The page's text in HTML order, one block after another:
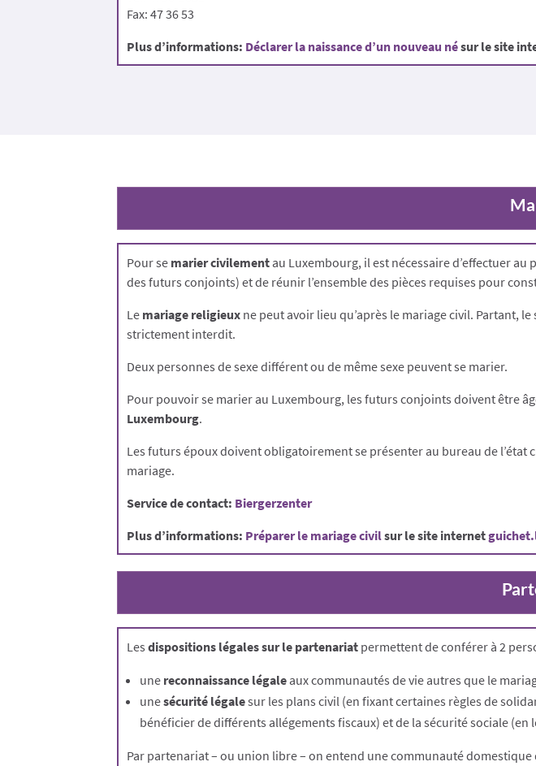
Fax: 47 36 53
Plus d’informations: Déclarer la naissance d’un nouveau nésur le site
Pour se marier civilement au Luxembourg, il est nécessaire d’effectuer
des futurs conjoints) et de réunir l’ensemble des pièces requises pour
Le mariage religieux ne peut avoir lieu qu’après le mariage civil. Partant,
strictement interdit.
Deux personnes de sexe différent ou de même sexe peuvent se marier.
Pour pouvoir se marier au Luxembourg, les futurs conjoints doivent être
Luxembourg.
Les futurs époux doivent obligatoirement se présenter au bureau de l’état
mariage.
Service de contact: Biergerzenter
Plus d’informations: Préparer le mariage civilsur le site internet
Lesdispositions légales sur le partenariat permettent de conférer à 2
une reconnaissance légale aux communautés de vie autres que le
unesécurité légalesur les plans civil (en fixant certaines règles de
bénéficier de différents allégements fiscaux) et de la sécurité sociale
Par partenariat – ou union libre – on entend une communauté